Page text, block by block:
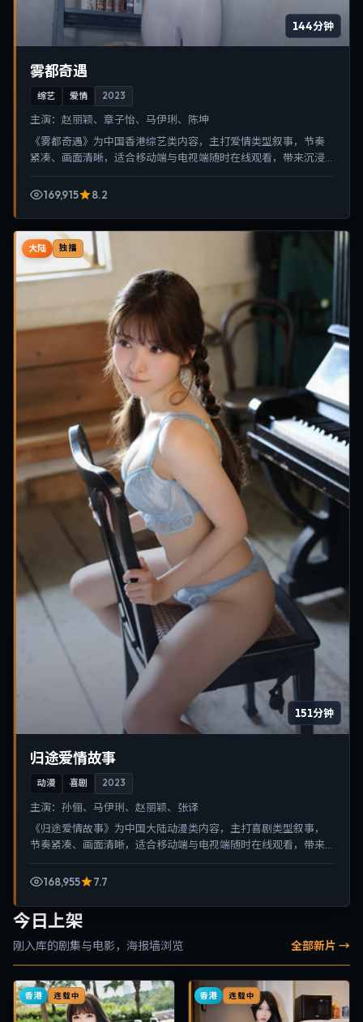
144分钟
雾都奇遇
综艺 爱情 2023
主演： 赵丽颖、章子怡、马伊琍、陈坤
《雾都奇遇》为中国香港综艺类内容，主打爱情类型叙事，节奏
紧凑、画面清晰，适合移动端与电视端随时在线观看，带来沉浸
169,915
8.2
大陆 独播
151分钟
归途爱情故事
动漫 喜剧 2023
主演： 孙俪、马伊琍、赵丽颖、张译
《归途爱情故事》为中国大陆动漫类内容，主打喜剧类型叙事，
节奏紧凑、画面清晰，适合移动端与电视端随时在线观看，带来
168,955
7.7
今日上架
刚入库的剧集与电影，海报墙浏览 全部新片 →
香港 连载中 香港 连载中